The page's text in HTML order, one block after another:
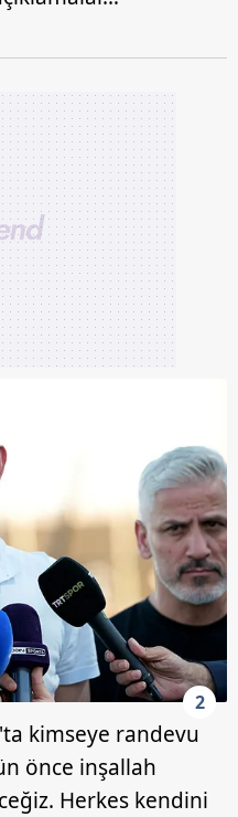
2
kimseye randevu
önce inşallah
Herkes kendini